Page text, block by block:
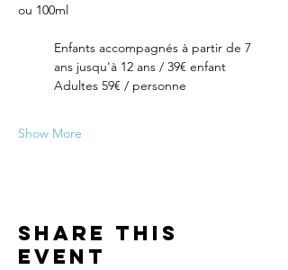
ou 100ml
Enfants accompagnés à partir de 7
ans jusqu'à 12 ans / 39€ enfant
Adultes 59€ / personne
Show More
Share this
event